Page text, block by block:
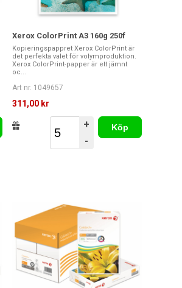
Xerox ColorPrint A3 160g 250f
Kopieringspappret Xerox ColorPrint är
det perfekta valet för volymproduktion.
Xerox ColorPrint-papper är ett jämnt
oc...
Art nr. 1049657
311,00 kr
+
-
Köp